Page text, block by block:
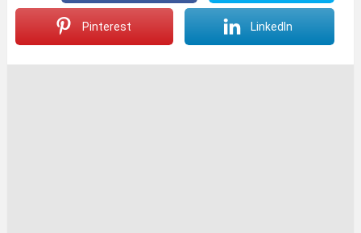
Pinterest LinkedIn